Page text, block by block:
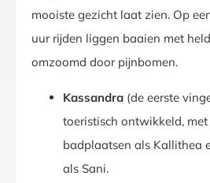
mooiste gezicht laat zien. Op
uur rijden liggen baaien met
omzoomd door pijnbomen.
Kassandra (de eerste
toeristisch ontwikkeld,
badplaatsen als Kallithea
als Sani.